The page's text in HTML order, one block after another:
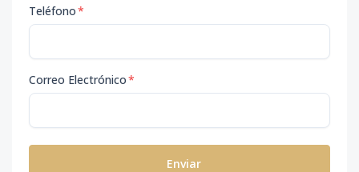
Teléfono*
Correo Electrónico*
Enviar